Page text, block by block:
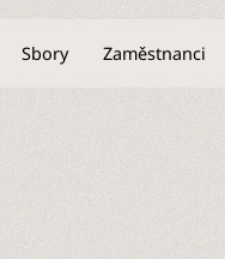
Sbory Zaměstnanci